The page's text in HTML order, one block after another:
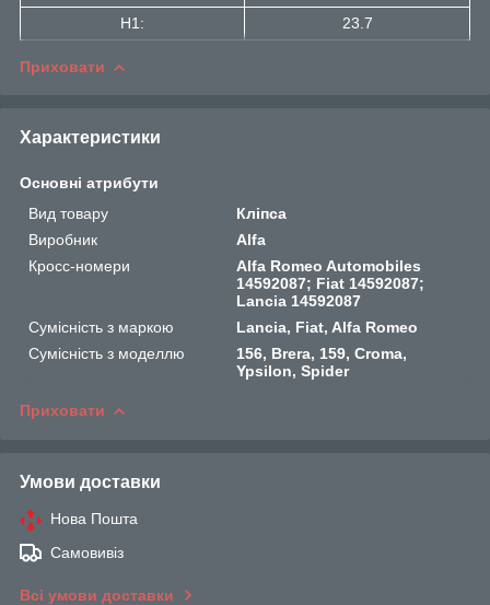
H1:
23.7
Приховати
Характеристики
Основні атрибути
Вид товару
Кліпса
Виробник
Alfa
Кросс-номери
Alfa Romeo Automobiles
14592087; Fiat 14592087;
Lancia 14592087
Сумісність з маркою
Lancia, Fiat, Alfa Romeo
Сумісність з моделлю
156, Brera, 159, Croma,
Ypsilon, Spider
Приховати
Умови доставки
Нова Пошта
Самовивіз
Всі умови доставки